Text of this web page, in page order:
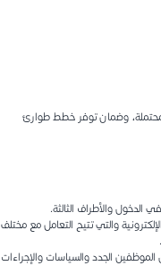
المحتملة، وضمان توفر خطط طوارئ
الدخول والأطراف الثالثة.
والتي تتيح التعامل مع مختلف
الجدد والسياسات والإجراءات